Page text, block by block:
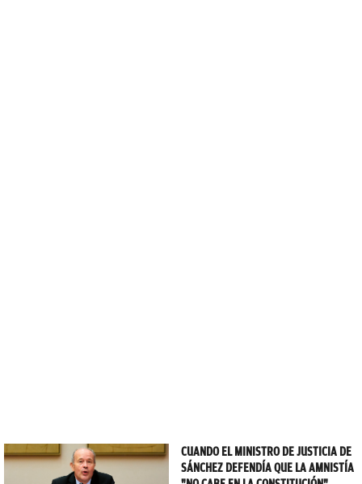
CUANDO EL MINISTRO DE JUSTICIA DE
SÁNCHEZ DEFENDÍA QUE LA AMNISTÍA